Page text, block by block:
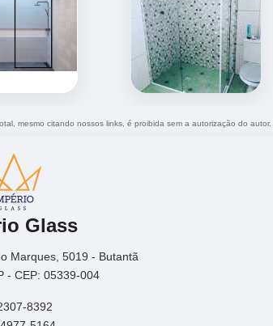
mesmo citando nossos links, é proibida sem a autorização do
Glass
Marques, 5019 - Butantã
- CEP: 05339-004
8392